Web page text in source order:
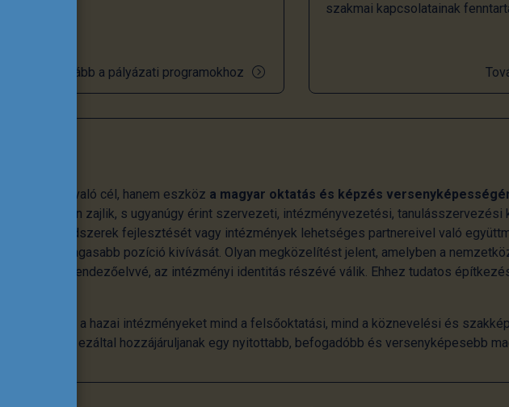
Tovább a pályázati programokhoz
szakmai kapcsolatainak
önmagáért való cél, hanem eszköz a magyar oktatás és képzés
zajlik, s ugyanúgy érint szervezeti, intézményvezetési, tanulásszervezési
módszerek fejlesztését vagy intézmények lehetséges partnereivel való
való minél magasabb pozíció kivívását. Olyan megközelítést jelent, amelyben a
egyfajta rendezőelvvé, az intézményi identitás részévé válik. Ehhez tudatos
abban segíti a hazai intézményeket mind a felsőoktatási, mind a köznevelési és
ezáltal hozzájáruljanak egy nyitottabb, befogadóbb és versenyképesebb